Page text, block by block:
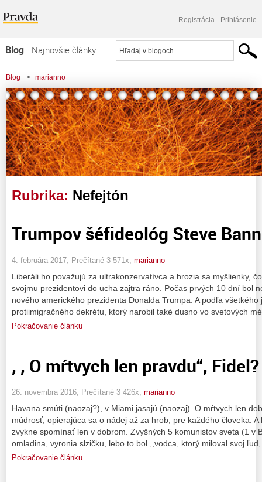
Registrácia Prihlásenie
Blog
Najnovšie články
Najčítanejšie články
Najkomentovanejšie články
Zoznam blogov
Komerčné blogy
Blog > marianno
Rubrika: Nefejtón
Trumpov šéfideológ Steve
4. februára 2017, Prečítané 3 571x, marianno
Liberáli ho považujú za ultrakonzervatívca a hrozia sa myšlienky,
svojmu prezidentovi do ucha zajtra ráno. Počas prvých 10 dní bol
nového amerického prezidenta Donalda Trumpa. A podľa
protiimigračného dekrétu, ktorý narobil také dusno vo svetových
Pokračovanie článku
, , O mŕtvych len pravdu“, Fidel?
26. novembra 2016, Prečítané 3 426x, marianno
Havana smúti (naozaj?), v Miami jasajú (naozaj). O mŕtvych len
múdrosť, opierajúca sa o nádej až za hrob, pre každého človeka.
zvykne spomínať len v dobrom. Zvyšných 5 komunistov sveta (1 v
omladina, vyronia slzičku, lebo to bol ,,vodca, ktorý miloval svoj
Pokračovanie článku